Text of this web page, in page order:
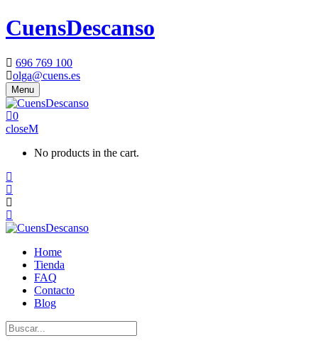
CuensDescanso
696 769 100
olga@cuens.es
Menu
0
close
No products in the cart.
Home
Tienda
FAQ
Contacto
Blog